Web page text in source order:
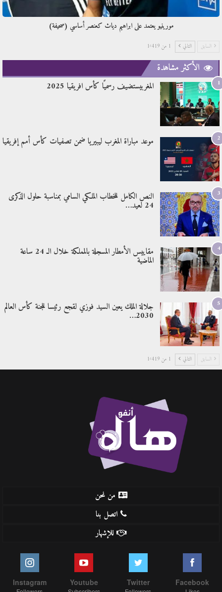
مورينيو يعتمد على ابراهيم دياث كعنصر أساسي (صحيفة)
السابق التالي 1 من 1٬419
الأكثر مشاهدة
1 المغربيستضيف رسميًا كأس افريقيا 2025
2 موعد مباراة المغرب ليبيريا ضمن تصفيات كأس أمم إفريقيا
3 النص الكامل للخطاب الملكي السامي بمناسبة حلول الذكرى
24 لعيد…
4 مقاييس الأمطار المسجلة بالمملكة خلال الـ 24 ساعة
الماضية
5 جلالة الملك يعين السيد فوزي لقجع رئيسا للجنة كأس العالم
2030…
السابق التالي 1 من 1٬419
من نحن
اتصل بنا
للإشهار
Facebook
Twitter
Youtube
Instagram